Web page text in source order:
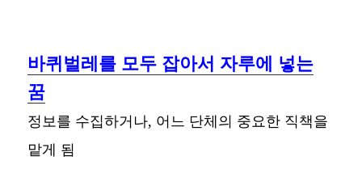
바퀴벌레를 모두 잡아서 자루에 넣는
꿈
정보를 수집하거나, 어느 단체의 중요한 직책을
맡게 됨